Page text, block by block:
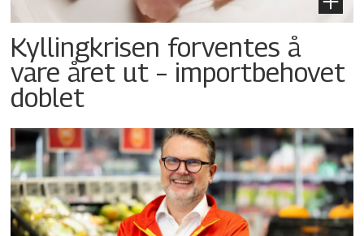
Kyllingkrisen forventes å
vare året ut – importbehovet
doblet